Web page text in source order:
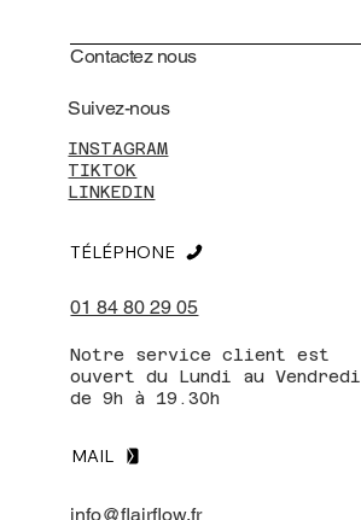
Contactez nous
INSTAGRAM
TIKTOK
LINKEDIN
Suivez-nous
01 84 80 29 05
TÉLÉPHONE
Notre service client est
ouvert du Lundi au Vendredi
de 9h à 19.30h
MAIL
info@flairflow.fr